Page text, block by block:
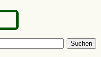
Suchen